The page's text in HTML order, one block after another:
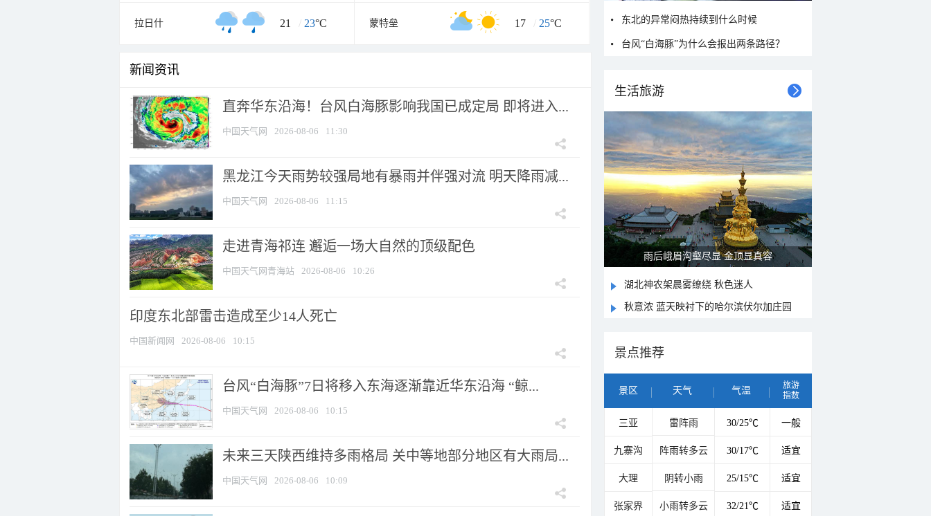
拉日什 21 / 23°C 蒙特垒 17 / 25°C
新闻资讯
直奔华东沿海！台风白海豚影响我国已成定局 即将进入...
中国天气网 2026-08-06 11:30
黑龙江今天雨势较强局地有暴雨并伴强对流 明天降雨减...
中国天气网 2026-08-06 11:15
走进青海祁连 邂逅一场大自然的顶级配色
中国天气网青海站 2026-08-06 10:26
印度东北部雷击造成至少14人死亡
中国新闻网 2026-08-06 10:15
台风“白海豚”7日将移入东海逐渐靠近华东沿海 “鲸...
中国天气网 2026-08-06 10:15
未来三天陕西维持多雨格局 关中等地部分地区有大雨局...
中国天气网 2026-08-06 10:09
东北的异常闷热持续到什么时候
台风“白海豚”为什么会报出两条路径？
生活旅游
雨后峨眉沟壑尽显 金顶显真容
湖北神农架晨雾缭绕 秋色迷人
秋意浓 蓝天映衬下的哈尔滨伏尔加庄园
景点推荐
景区 天气 气温
旅游
指数
三亚 雷阵雨 30/25℃ 一般
九寨沟 阵雨转多云 30/17℃ 适宜
大理 阴转小雨 25/15℃ 适宜
张家界 小雨转多云 32/21℃ 适宜